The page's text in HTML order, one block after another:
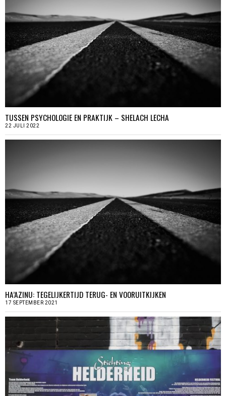
TUSSEN PSYCHOLOGIE EN PRAKTIJK – SHELACH LECHA
22 JULI 2022
HA’AZINU: TEGELIJKERTIJD TERUG- EN VOORUITKIJKEN
17 SEPTEMBER 2021